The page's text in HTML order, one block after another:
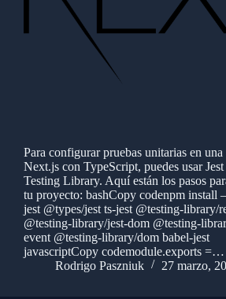
Para configurar pruebas unitarias en
Next.js con TypeScript, puedes usar
Testing Library. Aquí están los pasos
tu proyecto: bashCopy codenpm install
jest @types/jest ts-jest @testing-library/
@testing-library/jest-dom @testing-
event @testing-library/dom babel-jest
javascriptCopy codemodule.exports =…
Rodrigo Paszniuk
27 marzo,